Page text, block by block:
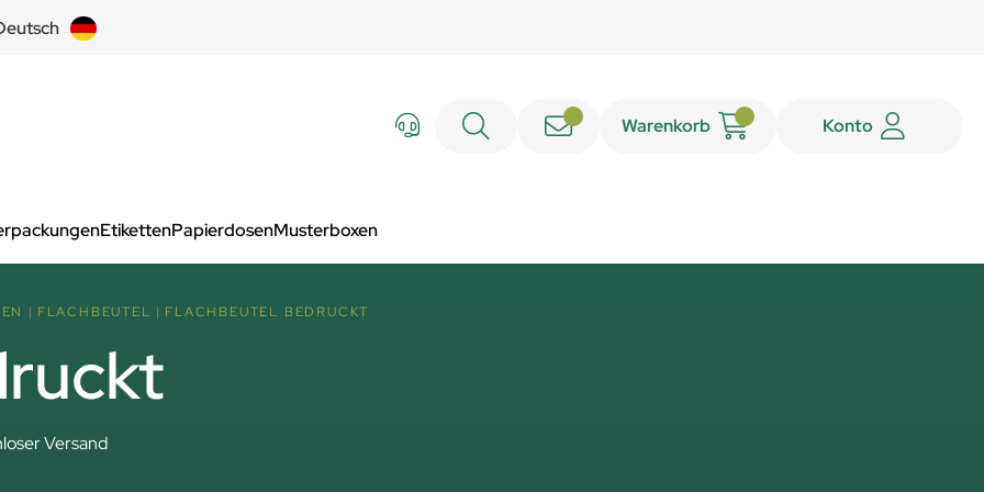
Warenkorb Konto
EtikettenPapierdosenMusterboxen
FLACHBEUTEL FLACHBEUTEL BEDRUCKT
Versand